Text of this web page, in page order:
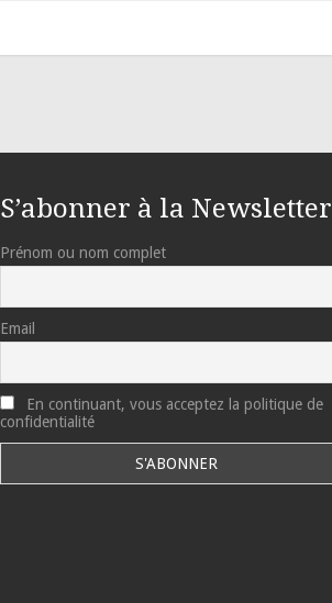
S’abonner à la Newsletter
Prénom ou nom complet
Email
En continuant, vous acceptez la politique de
confidentialité